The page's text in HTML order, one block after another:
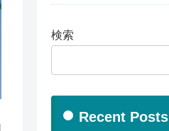
検索
Recent Posts